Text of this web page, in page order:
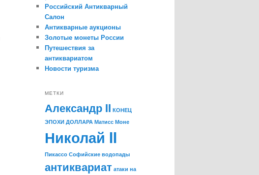
Российский Антикварный
Салон
Антикварные аукционы
Золотые монеты России
Путешествия за
антиквариатом
Новости туризма
МЕТКИ
Александр II КОНЕЦ
ЭПОХИ ДОЛЛАРА Матисс Моне
Николай II
Пикассо Софийские водопады
антиквариат атаки на